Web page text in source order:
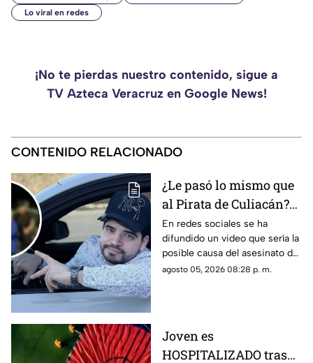
Lo viral en redes
¡No te pierdas nuestro contenido, sigue a
TV Azteca Veracruz en Google News!
CONTENIDO RELACIONADO
¿Le pasó lo mismo que
al Pirata de Culiacán?
Revelan VIDEO que
podría ser la causa del
asesinato de César
Gastélum
En redes sociales se ha
difundido un video que sería la
posible causa del asesinato del
influencer César Gastélum,
agosto 05, 2026 08:28 p. m.
Joven es
HOSPITALIZADO tras